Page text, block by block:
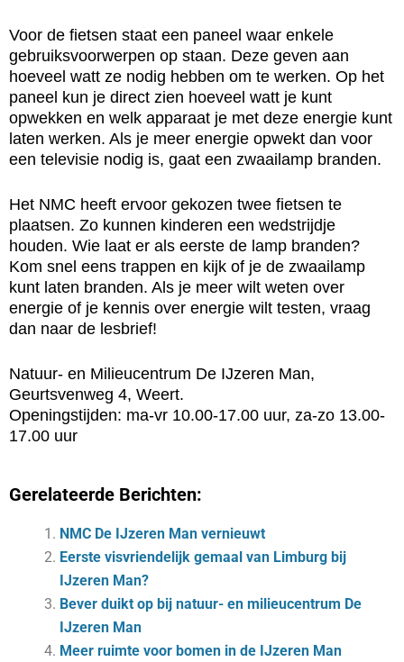
Voor de fietsen staat een paneel waar enkele
gebruiksvoorwerpen op staan. Deze geven aan
hoeveel watt ze nodig hebben om te werken. Op het
paneel kun je direct zien hoeveel watt je kunt
opwekken en welk apparaat je met deze energie kunt
laten werken. Als je meer energie opwekt dan voor
een televisie nodig is, gaat een zwaailamp branden.
Het NMC heeft ervoor gekozen twee fietsen te
plaatsen. Zo kunnen kinderen een wedstrijdje
houden. Wie laat er als eerste de lamp branden?
Kom snel eens trappen en kijk of je de zwaailamp
kunt laten branden. Als je meer wilt weten over
energie of je kennis over energie wilt testen, vraag
dan naar de lesbrief!
Natuur- en Milieucentrum De IJzeren Man,
Geurtsvenweg 4, Weert.
Openingstijden: ma-vr 10.00-17.00 uur, za-zo 13.00-
17.00 uur
Gerelateerde Berichten:
NMC De IJzeren Man vernieuwt
Eerste visvriendelijk gemaal van Limburg bij
IJzeren Man?
Bever duikt op bij natuur- en milieucentrum De
IJzeren Man
Meer ruimte voor bomen in de IJzeren Man